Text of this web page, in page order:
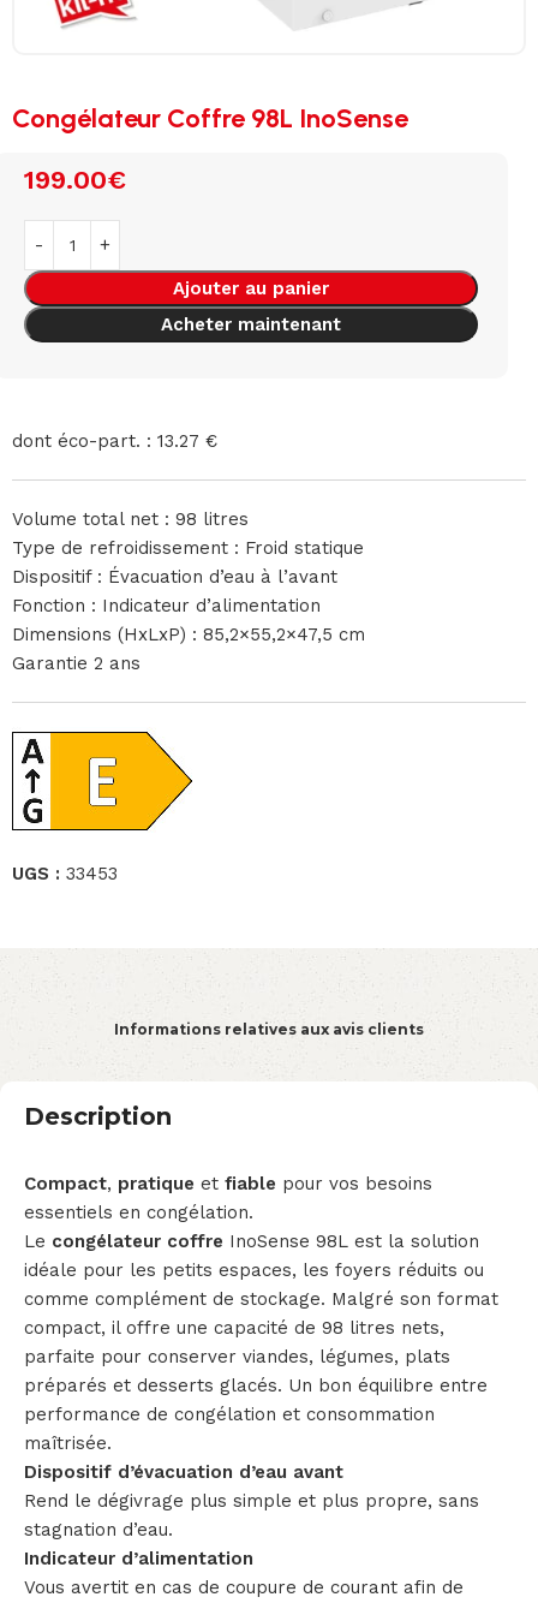
Congélateur Coffre 98L InoSense
199.00€
Ajouter au panier
Acheter maintenant
dont éco-part. : 13.27 €
Volume total net : 98 litres
Type de refroidissement : Froid statique
Dispositif : Évacuation d’eau à l’avant
Fonction : Indicateur d’alimentation
Dimensions (HxLxP) : 85,2×55,2×47,5 cm
Garantie 2 ans
UGS : 33453
Informations relatives aux avis clients
Description
Compact, pratique et fiable pour vos besoins
essentiels en congélation.
Le congélateur coffre InoSense 98L est la solution
idéale pour les petits espaces, les foyers réduits ou
comme complément de stockage. Malgré son format
compact, il offre une capacité de 98 litres nets,
parfaite pour conserver viandes, légumes, plats
préparés et desserts glacés. Un bon équilibre entre
performance de congélation et consommation
maîtrisée.
Dispositif d’évacuation d’eau avant
Rend le dégivrage plus simple et plus propre, sans
stagnation d’eau.
Indicateur d’alimentation
Vous avertit en cas de coupure de courant afin de